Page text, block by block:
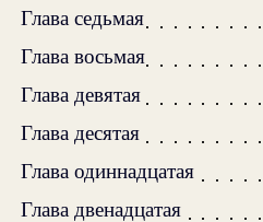
Глава седьмая
Глава восьмая
Глава девятая
Глава десятая
Глава одиннадцатая
Глава двенадцатая